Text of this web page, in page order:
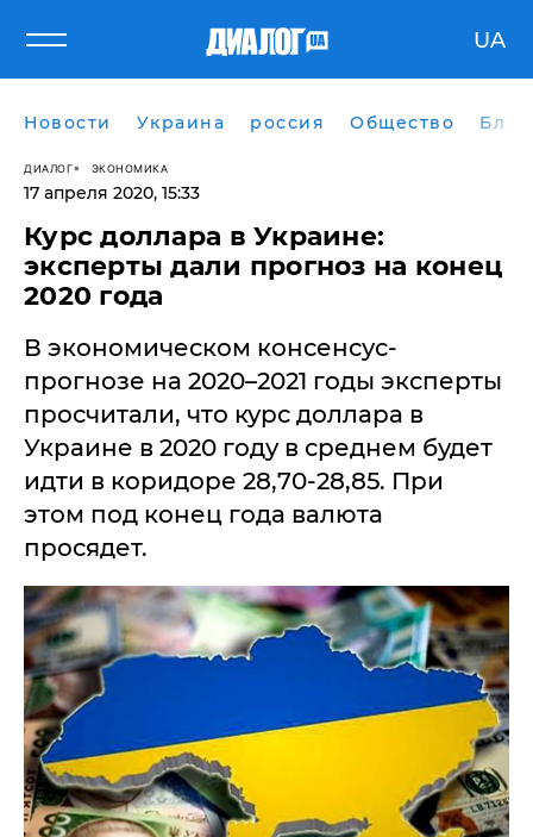
UA
Новости Украина россия Общество
ДИАЛОГ ЭКОНОМИКА
17 апреля 2020, 15:33
Курс доллара в Украине:
эксперты дали прогноз на конец
2020 года
В экономическом консенсус-
прогнозе на 2020–2021 годы эксперты
просчитали, что курс доллара в
Украине в 2020 году в среднем будет
идти в коридоре 28,70-28,85. При
этом под конец года валюта
просядет.